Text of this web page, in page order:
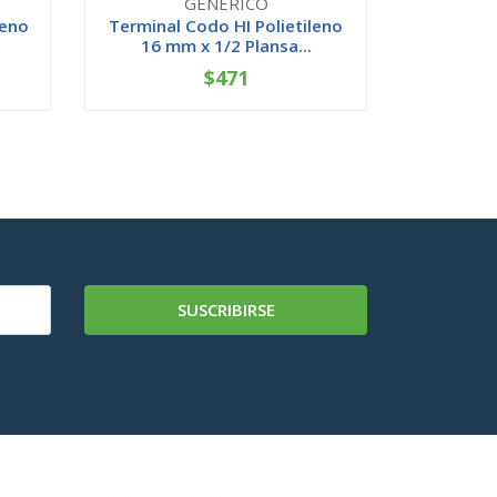
Terminal Codo HI Polietileno
16 mm x 1/2 Plansa...
+
$471
SUSCRIBIRSE